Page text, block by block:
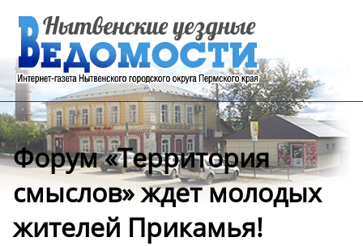
Форум «Территория
смыслов» ждет молодых
жителей Прикамья!